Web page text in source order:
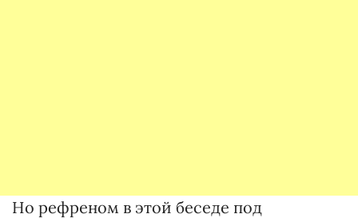
Но рефреном в этой беседе под